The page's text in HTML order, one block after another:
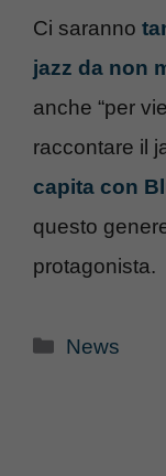
Ci saranno
jazz da non
anche “per
raccontare il
capita con
questo
protagonista.
Categorie
News